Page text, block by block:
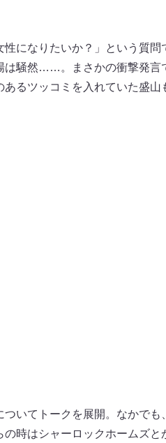
になりたいか？」という質問
は騒然……。まさかの衝撃発言
るツッコミを入れていた盛山
いてトークを展開。なかでも
時はシャーロックホームズと